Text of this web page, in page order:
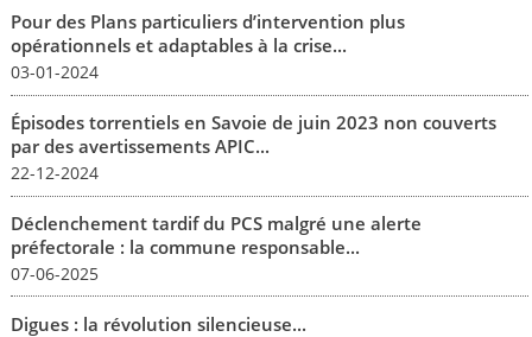
Pour des Plans particuliers d’intervention plus
opérationnels et adaptables à la crise...
03-01-2024
Épisodes torrentiels en Savoie de juin 2023 non couverts
par des avertissements APIC...
22-12-2024
Déclenchement tardif du PCS malgré une alerte
préfectorale : la commune responsable...
07-06-2025
Digues : la révolution silencieuse...